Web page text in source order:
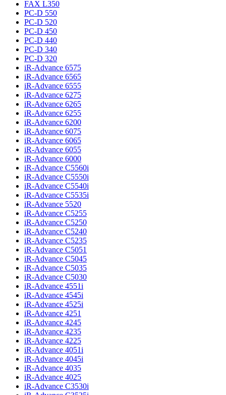
FAX L350
PC-D 550
PC-D 520
PC-D 450
PC-D 440
PC-D 340
PC-D 320
iR-Advance 6575
iR-Advance 6565
iR-Advance 6555
iR-Advance 6275
iR-Advance 6265
iR-Advance 6255
iR-Advance 6200
iR-Advance 6075
iR-Advance 6065
iR-Advance 6055
iR-Advance 6000
iR-Advance C5560i
iR-Advance C5550i
iR-Advance C5540i
iR-Advance C5535i
iR-Advance 5520
iR-Advance C5255
iR-Advance C5250
iR-Advance C5240
iR-Advance C5235
iR-Advance C5051
iR-Advance C5045
iR-Advance C5035
iR-Advance C5030
iR-Advance 4551i
iR-Advance 4545i
iR-Advance 4525i
iR-Advance 4251
iR-Advance 4245
iR-Advance 4235
iR-Advance 4225
iR-Advance 4051i
iR-Advance 4045i
iR-Advance 4035
iR-Advance 4025
iR-Advance C3530i